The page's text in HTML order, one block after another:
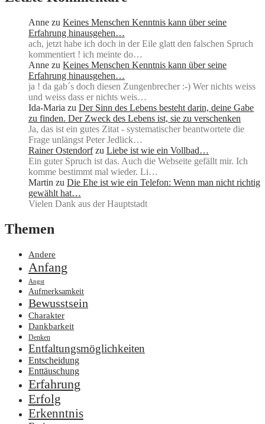
Anne zu Keines Menschen Kenntnis kann über seine
Erfahrung hinausgehen…
ach, jetzt habe ich doch in der Eile glatt den falschen Spruch
kommentiert ! ich meinte do…
Anne zu Keines Menschen Kenntnis kann über seine
Erfahrung hinausgehen…
ja ! da gab´s doch diesen Zungenbrecher :-) Wer nichts weiss
und weiss dass er nichts weis…
Ida-Maria zu Der Sinn des Lebens besteht darin, deine Gabe
zu finden. Der Zweck des Lebens ist, sie zu verschenken
Ja, das ist ein gutes Zitat - systematischer beantwortete die
Frage unlängst Peter Jedlick…
Rainer Ostendorf zu Liebe ist wie ein Vollbad…
Ein guter Spruch ist das. Auch die Webseite gefällt mir. Ich
komme bestimmt mal wieder. Li…
Martin zu Die Ehe ist wie ein Telefon: Wenn man nicht richtig
gewählt hat…
Vielen Dank aus der Hauptstadt
Themen
Andere
Anfang
Angst
Aufmerksamkeit
Bewusstsein
Charakter
Dankbarkeit
Denken
Entfaltungsmöglichkeiten
Entscheidung
Enttäuschung
Erfahrung
Erfolg
Erkenntnis